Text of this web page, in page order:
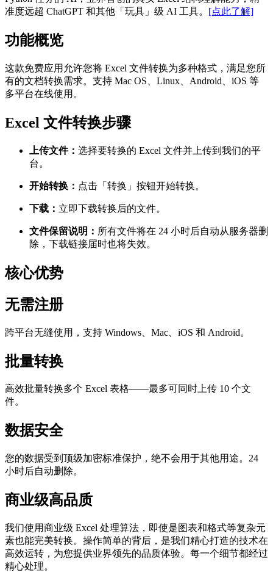
准度远超 ChatGPT 和其他「玩具」级 AI 工具。 [点此了解]
功能概览
这款免费应用允许您将 Excel 文件转换为多种格式，满足您所
有的文档转换需求。支持 Mac OS、Linux、Android、iOS 等
多平台在线使用。
Excel 文件转换步骤
上传文件： 选择要转换的 Excel 文件并上传到我们的平
台。
开始转换： 点击「转换」按钮开始转换。
下载： 立即下载转换后的文件。
文件保留说明： 所有文件将在 24 小时后自动从服务器删
除，下载链接届时也将失效。
核心优势
无需注册
跨平台无缝使用，支持 Windows、Mac、iOS 和 Android。
批量转换
高效批量转换多个 Excel 表格——最多可同时上传 10 个文
件。
数据安全
您的数据受到顶级加密标准保护，绝不会用于其他用途。24
小时后自动删除。
商业级高品质
我们使用商业级 Excel 处理算法，即使是图表和格式等复杂元
素也能完美转换。操作简单的背后，是我们精心打造的技术在
高效运转，为您提供业界领先的品质体验。每一个细节都经过
精心处理。